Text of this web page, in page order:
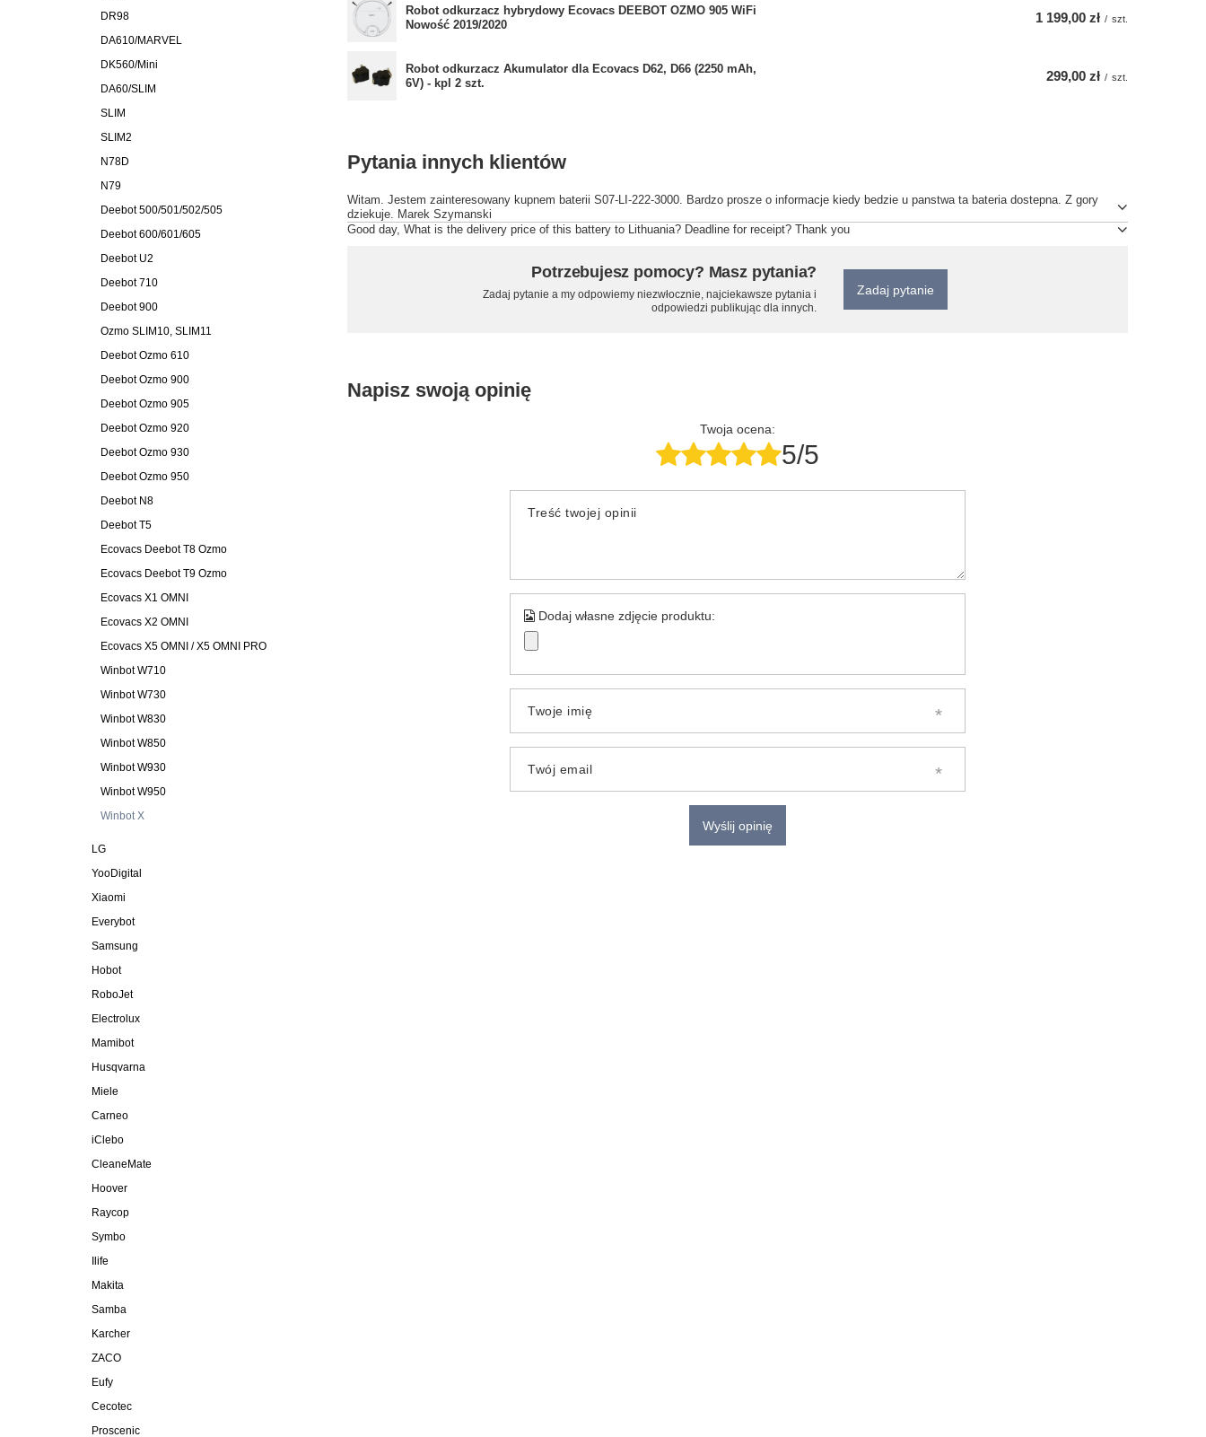
DR98
DA610/MARVEL
DK560/Mini
DA60/SLIM
SLIM
SLIM2
N78D
N79
Deebot 500/501/502/505
Deebot 600/601/605
Deebot U2
Deebot 710
Deebot 900
Ozmo SLIM10, SLIM11
Deebot Ozmo 610
Deebot Ozmo 900
Deebot Ozmo 905
Deebot Ozmo 920
Deebot Ozmo 930
Deebot Ozmo 950
Deebot N8
Deebot T5
Ecovacs Deebot T8 Ozmo
Ecovacs Deebot T9 Ozmo
Ecovacs X1 OMNI
Ecovacs X2 OMNI
Ecovacs X5 OMNI / X5 OMNI PRO
Winbot W710
Winbot W730
Winbot W830
Winbot W850
Winbot W930
Winbot W950
Winbot X
LG
YooDigital
Xiaomi
Everybot
Samsung
Hobot
RoboJet
Electrolux
Mamibot
Husqvarna
Miele
Carneo
iClebo
CleaneMate
Hoover
Raycop
Symbo
Ilife
Makita
Samba
Karcher
ZACO
Eufy
Cecotec
Proscenic
Robot odkurzacz hybrydowy Ecovacs DEEBOT OZMO 905 WiFi
Nowość 2019/2020
1 199,00 zł / szt.
Robot odkurzacz Akumulator dla Ecovacs D62, D66 (2250 mAh,
6V) - kpl 2 szt.
299,00 zł / szt.
Pytania innych klientów
Witam. Jestem zainteresowany kupnem baterii S07-LI-222-3000. Bardzo prosze o informacje kiedy bedzie u panstwa ta bateria dostepna. Z gory
dziekuje. Marek Szymanski
Good day, What is the delivery price of this battery to Lithuania? Deadline for receipt? Thank you
Potrzebujesz pomocy? Masz pytania?
Zadaj pytanie a my odpowiemy niezwłocznie, najciekawsze pytania i
odpowiedzi publikując dla innych.
Zadaj pytanie
Napisz swoją opinię
Twoja ocena:
5/5
Treść twojej opinii
Dodaj własne zdjęcie produktu:
Twoje imię
Twój email
Wyślij opinię